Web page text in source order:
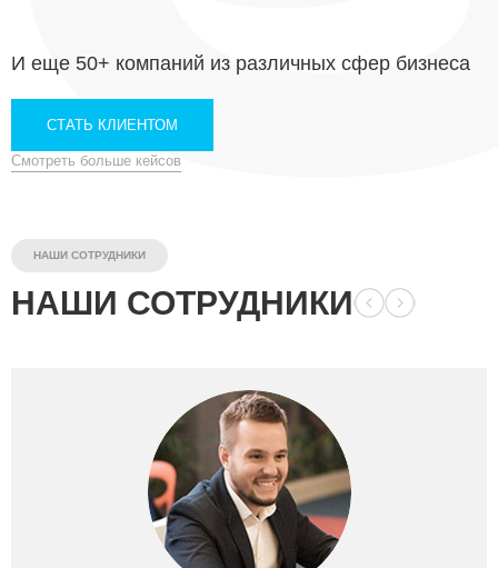
И еще 50+ компаний из различных сфер бизнеса
СТАТЬ КЛИЕНТОМ
Смотреть больше кейсов
НАШИ СОТРУДНИКИ
НАШИ СОТРУДНИКИ